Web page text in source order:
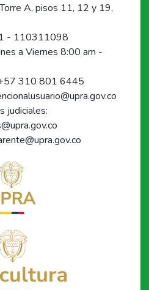
A, pisos 11, 12 y 19,
- 110311098
a Viernes 8:00 am -
310 801 6445
judiciales: